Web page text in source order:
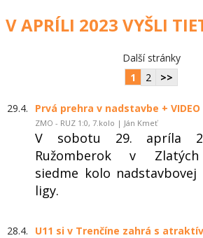
V APRÍLI 2023 VYŠLI
Další stránky
1
2 >>
29.4. Prvá prehra v nadstavbe + VIDEO
ZMO - RUZ 1:0, 7.kolo | Ján Kmeť
V sobotu 29. apríla
Ružomberok v Zlatých
siedme kolo
ligy.
28.4. U11 si v Trenčíne zahrá s